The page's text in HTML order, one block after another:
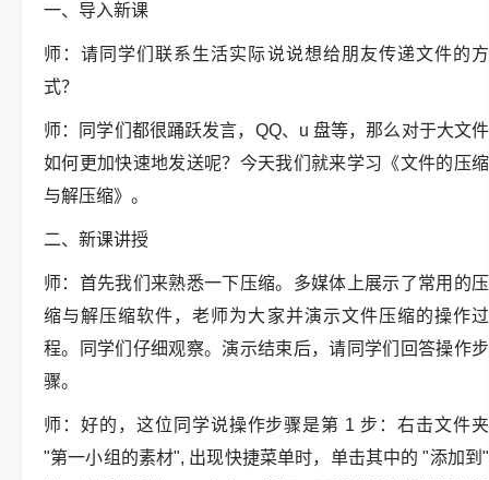
一、导入新课
师：请同学们联系生活实际说说想给朋友传递文件的方
式？
师：同学们都很踊跃发言，QQ、u 盘等，那么对于大文件
如何更加快速地发送呢？今天我们就来学习《文件的压缩
与解压缩》。
二、新课讲授
师：首先我们来熟悉一下压缩。多媒体上展示了常用的压
缩与解压缩软件，老师为大家并演示文件压缩的操作过
程。同学们仔细观察。演示结束后，请同学们回答操作步
骤。
师：好的，这位同学说操作步骤是第 1 步：右击文件夹
"第一小组的素材", 出现快捷菜单时，单击其中的 "添加到"